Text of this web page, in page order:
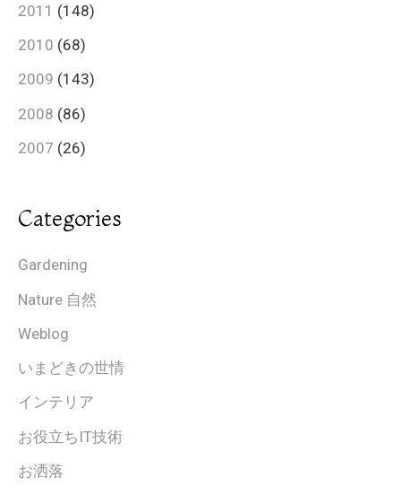
2011 (148)
2010 (68)
2009 (143)
2008 (86)
2007 (26)
Categories
Gardening
Nature 自然
Weblog
いまどきの世情
インテリア
お役立ちIT技術
お洒落